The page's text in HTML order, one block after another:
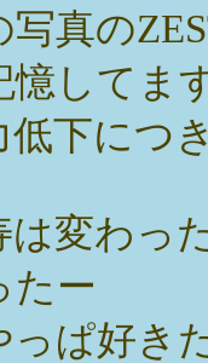
真の
憶してま
低下につ
は変わっ
たー
っぱ好き